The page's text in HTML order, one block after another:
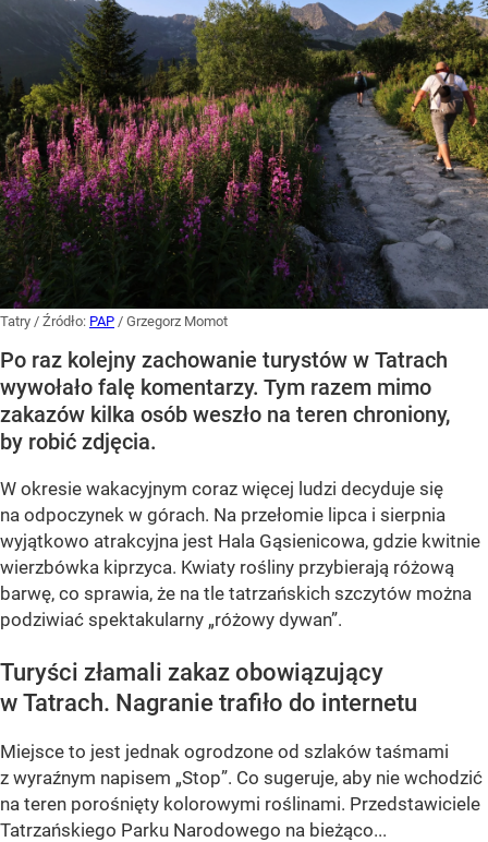
Tatry / Źródło: PAP / Grzegorz Momot
Po raz kolejny zachowanie turystów w Tatrach
wywołało falę komentarzy. Tym razem mimo
zakazów kilka osób weszło na teren chroniony,
by robić zdjęcia.
W okresie wakacyjnym coraz więcej ludzi decyduje się
na odpoczynek w górach. Na przełomie lipca i sierpnia
wyjątkowo atrakcyjna jest Hala Gąsienicowa, gdzie kwitnie
wierzbówka kiprzyca. Kwiaty rośliny przybierają różową
barwę, co sprawia, że na tle tatrzańskich szczytów można
podziwiać spektakularny „różowy dywan”.
Turyści złamali zakaz obowiązujący
w Tatrach. Nagranie trafiło do internetu
Miejsce to jest jednak ogrodzone od szlaków taśmami
z wyraźnym napisem „Stop”. Co sugeruje, aby nie wchodzić
na teren porośnięty kolorowymi roślinami. Przedstawiciele
Tatrzańskiego Parku Narodowego na bieżąco...